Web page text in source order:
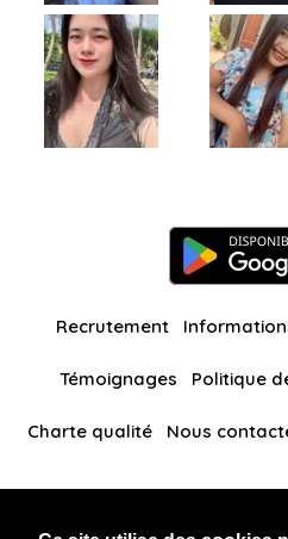
Recrutement
Témoignages Politique
Charte qualité Nous